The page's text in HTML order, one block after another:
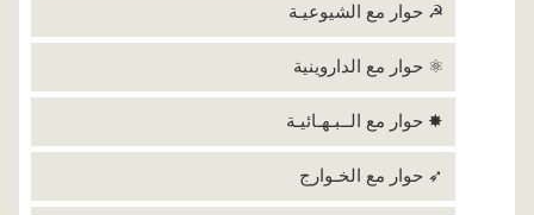
☭ حوار مع الشيوعيـة
⚛ حوار مع الداروينية
✸ حوار مع الــبـهـائيـة
➶ حوار مع الخـوارج